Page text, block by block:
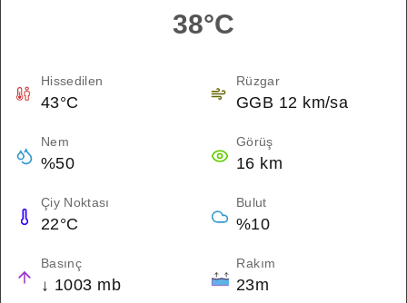
38°C
Hissedilen
43°C
Rüzgar
GGB 12 km/sa
Nem
%50
Görüş
16 km
Çiy Noktası
22°C
Bulut
%10
Basınç
↓ 1003 mb
Rakım
23m